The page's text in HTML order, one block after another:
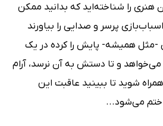
هنری را شناخته‌اید که بدانید ممکن
پرسر و صدایی را بیاورند
-مثل همیشه- پایش را کرده در یک
و تا دستش به آن نرسد، آرام
شوید تا ببینید عاقبت این
ختم می‌شود...